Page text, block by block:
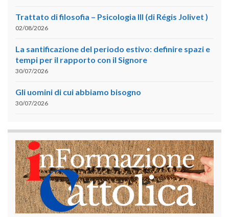
Trattato di filosofia – Psicologia III (di Régis Jolivet )
02/08/2026
La santificazione del periodo estivo: definire spazi e
tempi per il rapporto con il Signore
30/07/2026
Gli uomini di cui abbiamo bisogno
30/07/2026